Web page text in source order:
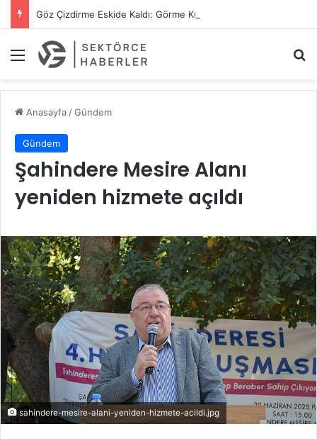
Menü
Anasayfa/Gündem
Gündem
Şahindere Mesire Alanı
yeniden hizmete açıldı
sahindere-mesire-alani-yeniden-hizmete-acildi.jpg